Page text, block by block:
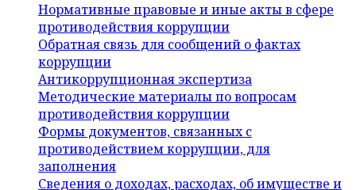
Нормативные правовые и иные акты в сфере
противодействия коррупции
Обратная связь для сообщений о фактах
коррупции
Антикоррупционная экспертиза
Методические материалы по вопросам
противодействия коррупции
Формы документов, связанных с
противодействием коррупции, для
заполнения
Сведения о доходах, расходах, об имуществе и